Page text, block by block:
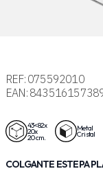
REF: 075592010
EAN:
43<82x
20x
20 cm.
Metal
Cristal
COLGANTE ESTEPA